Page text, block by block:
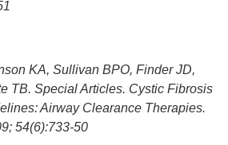
KA, Sullivan BPO, Finder JD,
TB. Special Articles. Cystic Fibrosis
Airway Clearance Therapies.
54(6):733-50